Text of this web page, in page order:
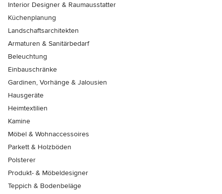
Interior Designer & Raumausstatter
Küchenplanung
Landschaftsarchitekten
Armaturen & Sanitärbedarf
Beleuchtung
Einbauschränke
Gardinen, Vorhänge & Jalousien
Hausgeräte
Heimtextilien
Kamine
Möbel & Wohnaccessoires
Parkett & Holzböden
Polsterer
Produkt- & Möbeldesigner
Teppich & Bodenbeläge